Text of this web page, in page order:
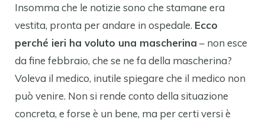
Insomma che le notizie sono che stamane era
vestita, pronta per andare in ospedale. Ecco
perché ieri ha voluto una mascherina – non esce
da fine febbraio, che se ne fa della mascherina?
Voleva il medico, inutile spiegare che il medico non
può venire. Non si rende conto della situazione
concreta, e forse è un bene, ma per certi versi è